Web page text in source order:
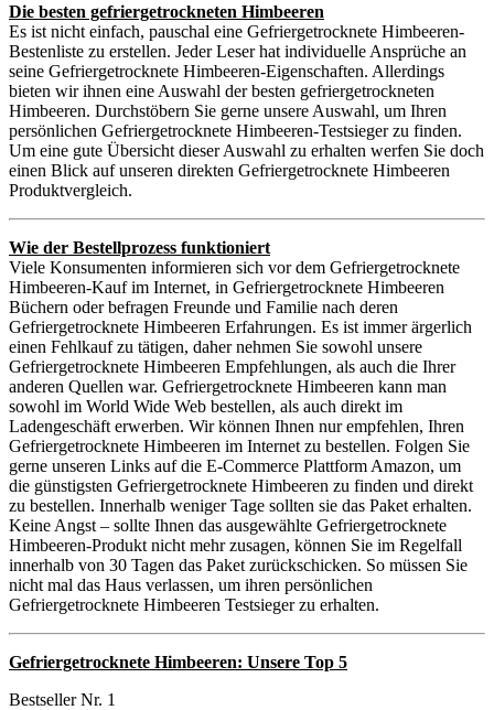
Die besten gefriergetrockneten Himbeeren
Es ist nicht einfach, pauschal eine Gefriergetrocknete Himbeeren-
Bestenliste zu erstellen. Jeder Leser hat individuelle Ansprüche an
seine Gefriergetrocknete Himbeeren-Eigenschaften. Allerdings
bieten wir ihnen eine Auswahl der besten gefriergetrockneten
Himbeeren. Durchstöbern Sie gerne unsere Auswahl, um Ihren
persönlichen Gefriergetrocknete Himbeeren-Testsieger zu finden.
Um eine gute Übersicht dieser Auswahl zu erhalten werfen Sie doch
einen Blick auf unseren direkten Gefriergetrocknete Himbeeren
Produktvergleich.
Wie der Bestellprozess funktioniert
Viele Konsumenten informieren sich vor dem Gefriergetrocknete
Himbeeren-Kauf im Internet, in Gefriergetrocknete Himbeeren
Büchern oder befragen Freunde und Familie nach deren
Gefriergetrocknete Himbeeren Erfahrungen. Es ist immer ärgerlich
einen Fehlkauf zu tätigen, daher nehmen Sie sowohl unsere
Gefriergetrocknete Himbeeren Empfehlungen, als auch die Ihrer
anderen Quellen war. Gefriergetrocknete Himbeeren kann man
sowohl im World Wide Web bestellen, als auch direkt im
Ladengeschäft erwerben. Wir können Ihnen nur empfehlen, Ihren
Gefriergetrocknete Himbeeren im Internet zu bestellen. Folgen Sie
gerne unseren Links auf die E-Commerce Plattform Amazon, um
die günstigsten Gefriergetrocknete Himbeeren zu finden und direkt
zu bestellen. Innerhalb weniger Tage sollten sie das Paket erhalten.
Keine Angst – sollte Ihnen das ausgewählte Gefriergetrocknete
Himbeeren-Produkt nicht mehr zusagen, können Sie im Regelfall
innerhalb von 30 Tagen das Paket zurückschicken. So müssen Sie
nicht mal das Haus verlassen, um ihren persönlichen
Gefriergetrocknete Himbeeren Testsieger zu erhalten.
Gefriergetrocknete Himbeeren: Unsere Top 5
Bestseller Nr. 1